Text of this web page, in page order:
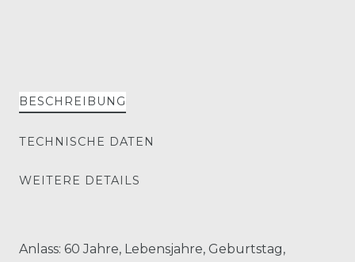
BESCHREIBUNG
TECHNISCHE DATEN
WEITERE DETAILS
Anlass: 60 Jahre, Lebensjahre, Geburtstag,